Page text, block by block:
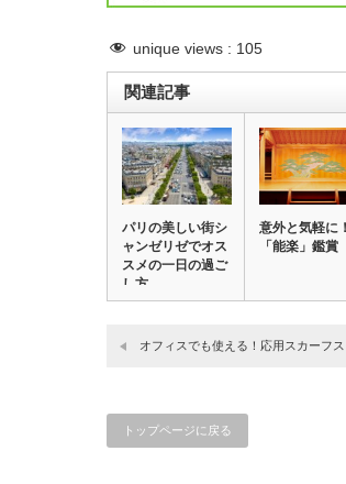
unique views : 105
関連記事
パリの美しい街シ
ャンゼリゼでオス
スメの一日の過ご
し方
意外と気軽に！
「能楽」鑑賞
オフィスでも使える！応用スカーフ
トップページに戻る